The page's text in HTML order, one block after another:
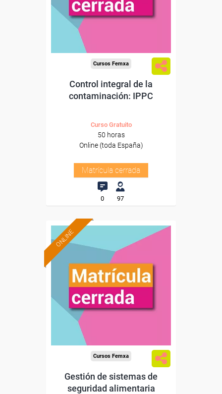
Cursos Femxa
Control integral de la
contaminación: IPPC
Curso Gratuito
50 horas
Online (toda España)
Matrícula cerrada
0 97
ONLINE
Cursos Femxa
Gestión de sistemas de
seguridad alimentaria